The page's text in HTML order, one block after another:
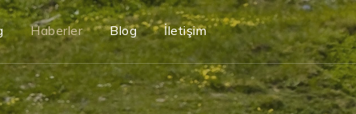
Haberler Blog İletişim